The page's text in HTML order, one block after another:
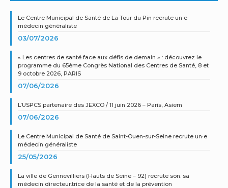
Le Centre Municipal de Santé de La Tour du Pin recrute un·e
médecin généraliste
03/07/2026
« Les centres de santé face aux défis de demain » : découvrez le
programme du 65ème Congrès National des Centres de Santé, 8 et
9 octobre 2026, PARIS
07/06/2026
L’USPCS partenaire des JEXCO / 11 juin 2026 – Paris, Asiem
07/06/2026
Le Centre Municipal de Santé de Saint-Ouen-sur-Seine recrute un·e
médecin généraliste
25/05/2026
La ville de Gennevilliers (Hauts de Seine – 92) recrute son. sa
médecin directeur.trice de la santé et de la prévention